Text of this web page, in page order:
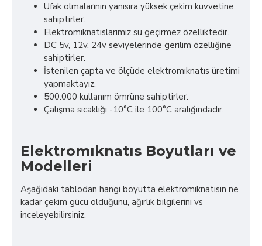
Ufak olmalarının yanısıra yüksek çekim kuvvetine
sahiptirler.
Elektromıknatıslarımız su geçirmez özelliktedir.
DC 5v, 12v, 24v seviyelerinde gerilim özelliğine
sahiptirler.
İstenilen çapta ve ölçüde elektromıknatıs üretimi
yapmaktayız.
500.000 kullanım ömrüne sahiptirler.
Çalışma sıcaklığı -10°C ile 100°C aralığındadır.
Elektromıknatıs Boyutları ve
Modelleri
Aşağıdaki tablodan hangi boyutta elektromıknatısın ne
kadar çekim gücü olduğunu, ağırlık bilgilerini vs
inceleyebilirsiniz.